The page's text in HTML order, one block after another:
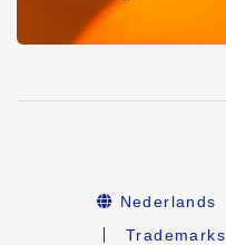
Nederlands
Trademarks